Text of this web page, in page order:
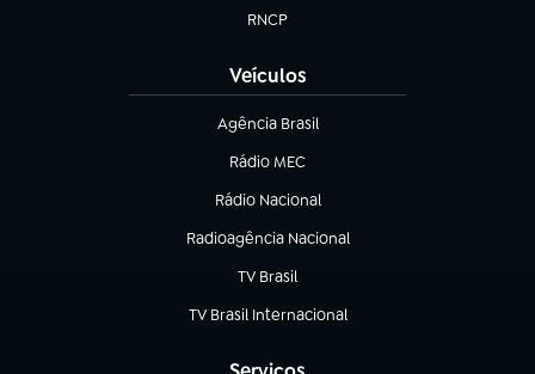
RNCP
(abre em nova aba)
Veículos
Agência Brasil
(abre em nova aba)
Rádio MEC
(abre em nova aba)
Rádio Nacional
Radioagência Nacional
(abre em nova aba)
TV Brasil
(abre em nova aba)
TV Brasil Internacional
(abre em nova aba)